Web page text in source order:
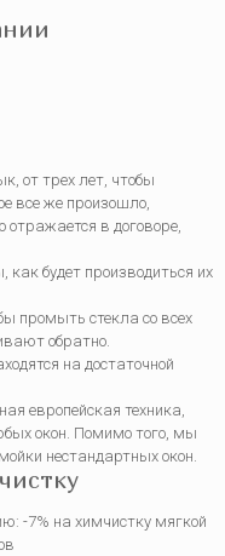
от трех лет, чтобы
все же произошло,
отражается в договоре,
будет производиться их
промыть стекла со всех
обратно.
на достаточной
европейская техника,
окон. Помимо того, мы
нестандартных окон.
-7% на химчистку мягкой